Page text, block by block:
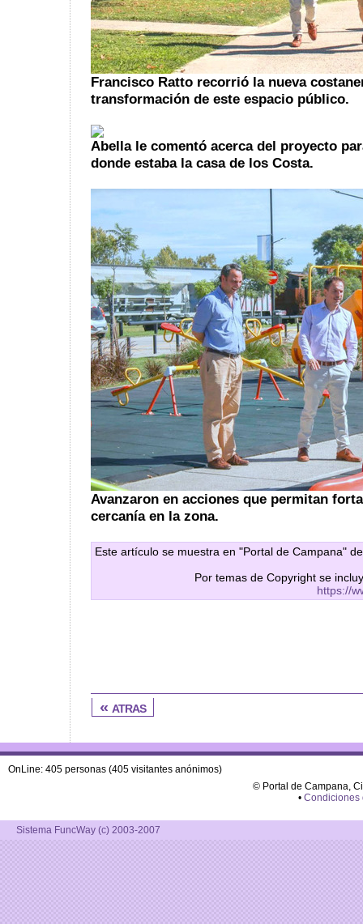
Francisco Ratto recorrió la nueva
transformación de este espacio público.
Abella le comentó acerca del proyecto
donde estaba la casa de los Costa.
Avanzaron en acciones que permitan
cercanía en la zona.
Este artículo se muestra en "Portal de Campana"
Por temas de Copyright se
https://
« atras
OnLine: 405 personas (405 visitantes anónimos)
© Portal de Campana,
• Condiciones
Sistema FuncWay (c) 2003-2007